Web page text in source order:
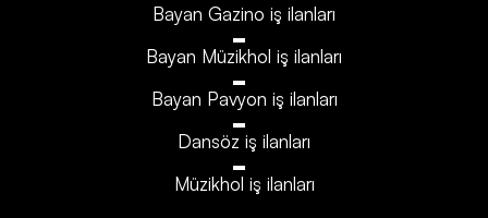
Bayan Gazino iş ilanları
Bayan Müzikhol iş ilanları
Bayan Pavyon iş ilanları
Dansöz iş ilanları
Müzikhol iş ilanları